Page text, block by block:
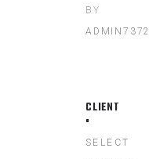
BY
ADMIN7372
CLIENT
SELECT